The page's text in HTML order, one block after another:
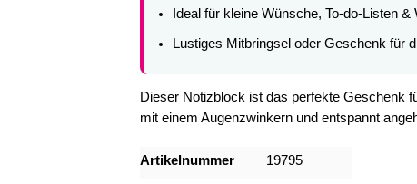
Ideal für kleine Wünsche, To-do-Listen
Lustiges Mitbringsel oder Geschenk für
Dieser Notizblock ist das perfekte Geschenk
mit einem Augenzwinkern und entspannt
Mehr
Artikelnummer 19795